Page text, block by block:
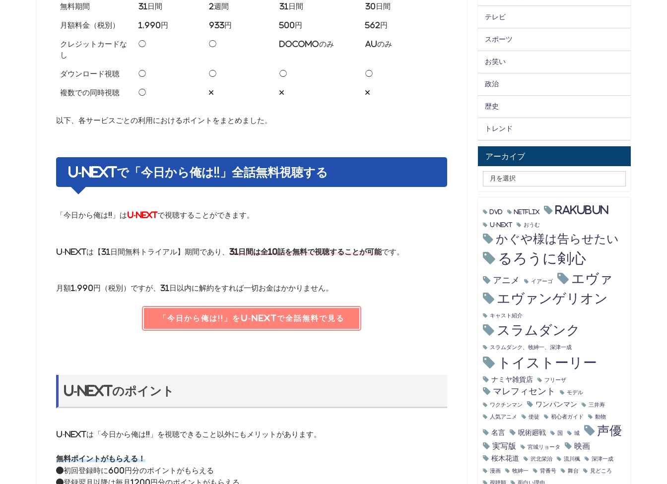
無料期間 31日間 2週間 31日間 30日間
月額料金（税別） 1,990円 933円 500円 562円
クレジットカードな
し
◯ ◯ docomoのみ auのみ
ダウンロード視聴 ◯ ◯ ◯ ◯
複数での同時視聴 ◯ × × ×
以下、各サービスごとの利用におけるポイントをまとめました。
U-NEXTで「今日から俺は!!」全話無料視聴する
「今日から俺は!!」はU-NEXTで視聴することができます。
U-NEXTは【31日間無料トライアル】期間であり、 31日間は全10話を無料で視聴することが可能です。
月額1,990円（税別）ですが、31日以内に解約をすれば一切お金はかかりません。
「今日から俺は!!」をU-NEXTで全話無料で見る
U-NEXTのポイント
U-NEXTは「今日から俺は!!」を視聴できること以外にもメリットがあります。
無料ポイントがもらえる！
●初回登録時に600円分のポイントがもらえる
●登録翌月以降は毎月1200円分のポイントがもらえる
テレビ
スポーツ
お笑い
政治
歴史
トレンド
アーカイブ
DVD Netflix RAKUBUN
U-NEXT おうむ
かぐや様は告らせたい
るろうに剣心
アニメ イアーゴ
エヴァ
エヴァンゲリオン
キャスト紹介
スラムダンク
スラムダンク、牧紳一、深津一成
トイストーリー
ナミヤ雑貨店 フリーザ
マレフィセント モデル
ワクチンマン ワンパンマン 三井寿
人気アニメ 使徒 初心者ガイド 動物
名言 呪術廻戦 国 城 声優
実写版 宮城リョータ 映画
桜木花道 沢北栄治 流川楓 深津一成
漫画 牧紳一 背番号 舞台 見どころ